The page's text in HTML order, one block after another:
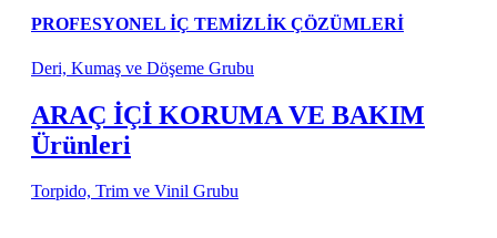
PROFESYONEL İÇ TEMİZLİK ÇÖZÜMLERİ
Deri, Kumaş ve Döşeme Grubu
ARAÇ İÇİ KORUMA VE BAKIM
Ürünleri
Torpido, Trim ve Vinil Grubu